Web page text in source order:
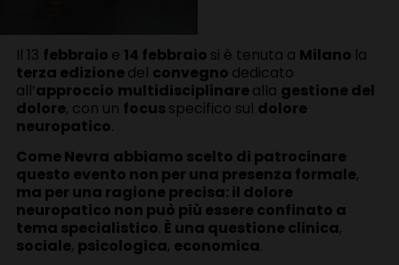
Il 13 febbraio e 14 febbraio si è tenuta a Milano la
terza edizionedel convegno dedicato
all’approccio multidisciplinarealla gestione del
dolore, con un focus specifico sul dolore
neuropatico.
Come Nevra abbiamo scelto di patrocinare
questo evento non per una presenza formale,
ma per una ragione precisa: il dolore
neuropatico non può più essere confinato a
tema specialistico. È una questione clinica,
sociale, psicologica, economica.